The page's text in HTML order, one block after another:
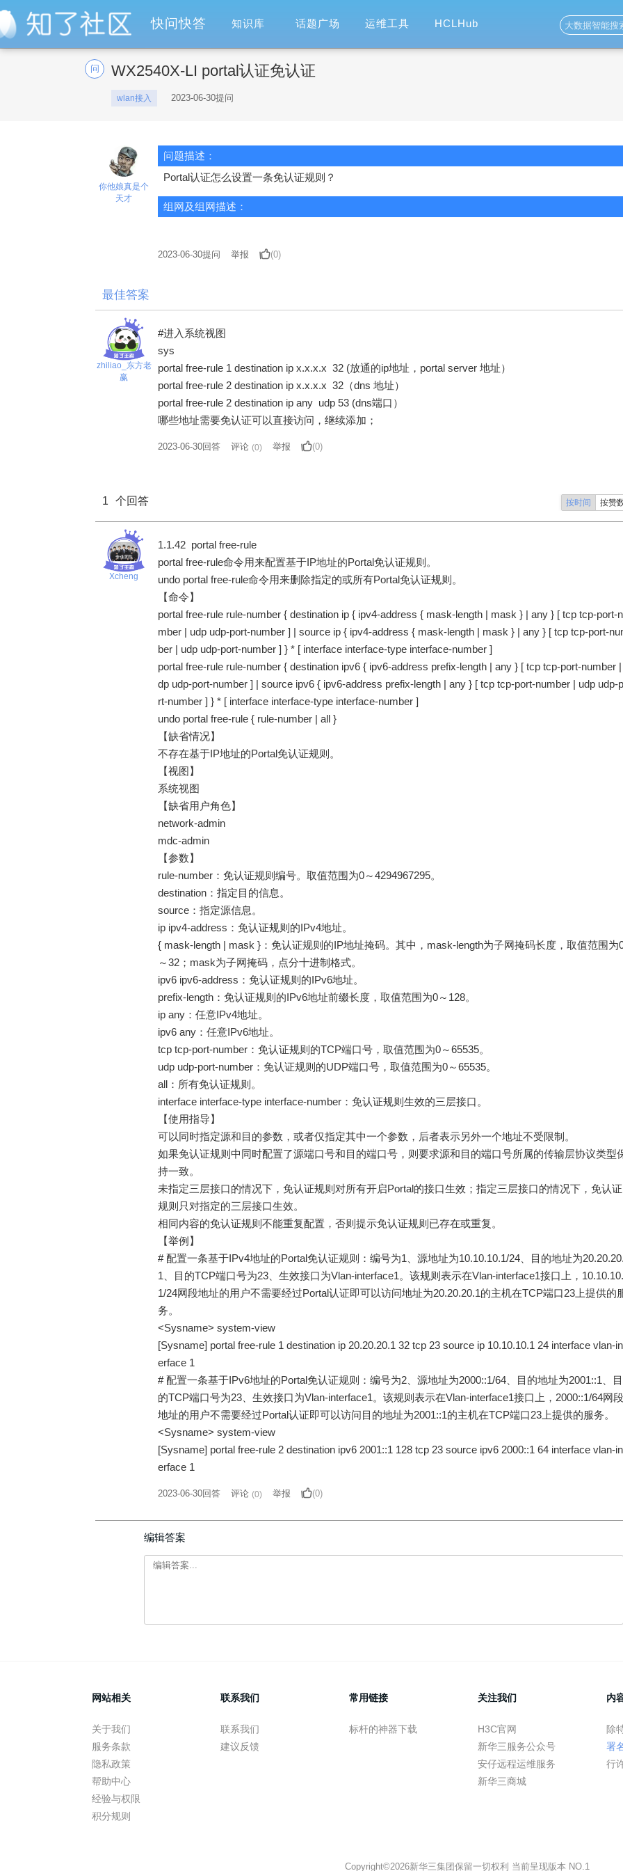
快问快答 知识库 话题广场 运维工具 HCLHub
问 WX2540X-LI portal认证免认证
wlan接入 2023-06-30提问
你他娘真是个
天才
问题描述：
Portal认证怎么设置一条免认证规则？
组网及组网描述：
2023-06-30提问 举报 (0)
最佳答案
zhiliao_东方老
赢
#进入系统视图
sys
portal free-rule 1 destination ip x.x.x.x 32 (放通的ip地址，portal server 地址）
portal free-rule 2 destination ip x.x.x.x 32（dns 地址）
portal free-rule 2 destination ip any udp 53 (dns端口）
哪些地址需要免认证可以直接访问，继续添加；
2023-06-30回答 评论 (0) 举报 (0)
1 个回答 按时间 按赞
Xcheng
1.1.42 portal free-rule
portal free-rule命令用来配置基于IP地址的Portal免认证规则。
undo portal free-rule命令用来删除指定的或所有Portal免认证规则。
【命令】
portal free-rule rule-number { destination ip { ipv4-address { mask-length | mask } | any } [ tcp tcp-port-
mber | udp udp-port-number ] | source ip { ipv4-address { mask-length | mask } | any } [ tcp tcp-port-
ber | udp udp-port-number ] } * [ interface interface-type interface-number ]
portal free-rule rule-number { destination ipv6 { ipv6-address prefix-length | any } [ tcp tcp-port-number
dp udp-port-number ] | source ipv6 { ipv6-address prefix-length | any } [ tcp tcp-port-number | udp udp-
rt-number ] } * [ interface interface-type interface-number ]
undo portal free-rule { rule-number | all }
【缺省情况】
不存在基于IP地址的Portal免认证规则。
【视图】
系统视图
【缺省用户角色】
network-admin
mdc-admin
【参数】
rule-number：免认证规则编号。取值范围为0～4294967295。
destination：指定目的信息。
source：指定源信息。
ip ipv4-address：免认证规则的IPv4地址。
{ mask-length | mask }：免认证规则的IP地址掩码。其中，mask-length为子网掩码长度，取值范围为
～32；mask为子网掩码，点分十进制格式。
ipv6 ipv6-address：免认证规则的IPv6地址。
prefix-length：免认证规则的IPv6地址前缀长度，取值范围为0～128。
ip any：任意IPv4地址。
ipv6 any：任意IPv6地址。
tcp tcp-port-number：免认证规则的TCP端口号，取值范围为0～65535。
udp udp-port-number：免认证规则的UDP端口号，取值范围为0～65535。
all：所有免认证规则。
interface interface-type interface-number：免认证规则生效的三层接口。
【使用指导】
可以同时指定源和目的参数，或者仅指定其中一个参数，后者表示另外一个地址不受限制。
如果免认证规则中同时配置了源端口号和目的端口号，则要求源和目的端口号所属的传输层协议类型
持一致。
未指定三层接口的情况下，免认证规则对所有开启Portal的接口生效；指定三层接口的情况下，免认证
规则只对指定的三层接口生效。
相同内容的免认证规则不能重复配置，否则提示免认证规则已存在或重复。
【举例】
# 配置一条基于IPv4地址的Portal免认证规则：编号为1、源地址为10.10.10.1/24、目的地址为
1、目的TCP端口号为23、生效接口为Vlan-interface1。该规则表示在Vlan-interface1接口上，10.10.10.
1/24网段地址的用户不需要经过Portal认证即可以访问地址为20.20.20.1的主机在TCP端口23上提供的
务。
<Sysname> system-view
[Sysname] portal free-rule 1 destination ip 20.20.20.1 32 tcp 23 source ip 10.10.10.1 24 interface vlan-
erface 1
# 配置一条基于IPv6地址的Portal免认证规则：编号为2、源地址为2000::1/64、目的地址为2001::1、目
的TCP端口号为23、生效接口为Vlan-interface1。该规则表示在Vlan-interface1接口上，2000::1/64网段
地址的用户不需要经过Portal认证即可以访问目的地址为2001::1的主机在TCP端口23上提供的服务。
<Sysname> system-view
[Sysname] portal free-rule 2 destination ipv6 2001::1 128 tcp 23 source ipv6 2000::1 64 interface vlan-
erface 1
2023-06-30回答 评论 (0) 举报 (0)
编辑答案
网站相关
关于我们
服务条款
隐私政策
帮助中心
经验与权限
积分规则
联系我们
联系我们
建议反馈
常用链接
标杆的神器下载
关注我们
H3C官网
新华三服务公众号
安仔远程运维服务
新华三商城
内
除
署
行
Copyright©2026新华三集团保留一切权利 当前呈现版本 NO.1